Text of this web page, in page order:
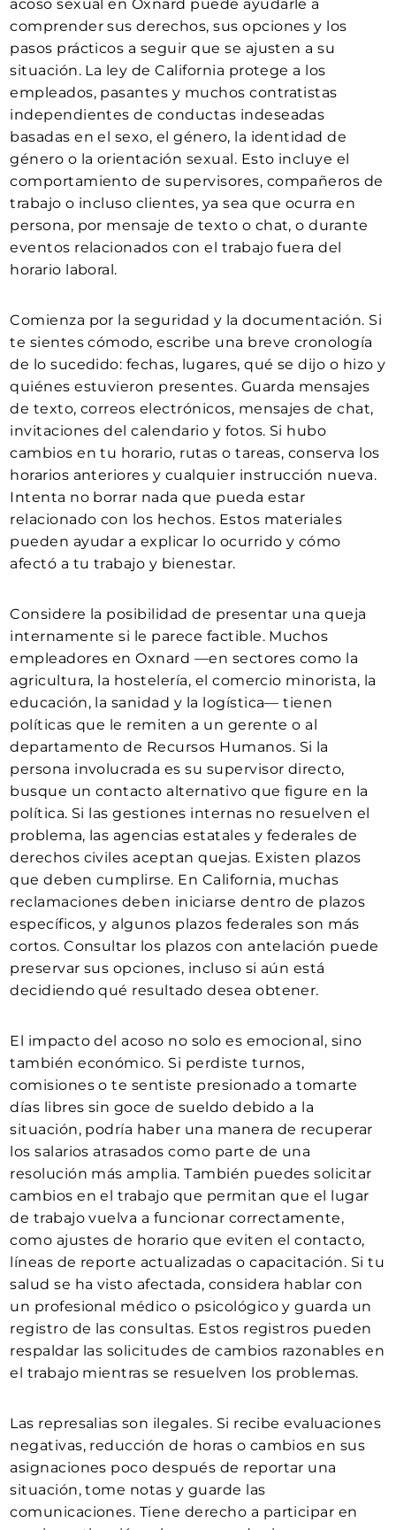
acoso sexual en Oxnard puede ayudarle a
comprender sus derechos, sus opciones y los
pasos prácticos a seguir que se ajusten a su
situación. La ley de California protege a los
empleados, pasantes y muchos contratistas
independientes de conductas indeseadas
basadas en el sexo, el género, la identidad de
género o la orientación sexual. Esto incluye el
comportamiento de supervisores, compañeros de
trabajo o incluso clientes, ya sea que ocurra en
persona, por mensaje de texto o chat, o durante
eventos relacionados con el trabajo fuera del
horario laboral.
Comienza por la seguridad y la documentación. Si
te sientes cómodo, escribe una breve cronología
de lo sucedido: fechas, lugares, qué se dijo o hizo y
quiénes estuvieron presentes. Guarda mensajes
de texto, correos electrónicos, mensajes de chat,
invitaciones del calendario y fotos. Si hubo
cambios en tu horario, rutas o tareas, conserva los
horarios anteriores y cualquier instrucción nueva.
Intenta no borrar nada que pueda estar
relacionado con los hechos. Estos materiales
pueden ayudar a explicar lo ocurrido y cómo
afectó a tu trabajo y bienestar.
Considere la posibilidad de presentar una queja
internamente si le parece factible. Muchos
empleadores en Oxnard —en sectores como la
agricultura, la hostelería, el comercio minorista, la
educación, la sanidad y la logística— tienen
políticas que le remiten a un gerente o al
departamento de Recursos Humanos. Si la
persona involucrada es su supervisor directo,
busque un contacto alternativo que figure en la
política. Si las gestiones internas no resuelven el
problema, las agencias estatales y federales de
derechos civiles aceptan quejas. Existen plazos
que deben cumplirse. En California, muchas
reclamaciones deben iniciarse dentro de plazos
específicos, y algunos plazos federales son más
cortos. Consultar los plazos con antelación puede
preservar sus opciones, incluso si aún está
decidiendo qué resultado desea obtener.
El impacto del acoso no solo es emocional, sino
también económico. Si perdiste turnos,
comisiones o te sentiste presionado a tomarte
días libres sin goce de sueldo debido a la
situación, podría haber una manera de recuperar
los salarios atrasados ​​como parte de una
resolución más amplia. También puedes solicitar
cambios en el trabajo que permitan que el lugar
de trabajo vuelva a funcionar correctamente,
como ajustes de horario que eviten el contacto,
líneas de reporte actualizadas o capacitación. Si tu
salud se ha visto afectada, considera hablar con
un profesional médico o psicológico y guarda un
registro de las consultas. Estos registros pueden
respaldar las solicitudes de cambios razonables en
el trabajo mientras se resuelven los problemas.
Las represalias son ilegales. Si recibe evaluaciones
negativas, reducción de horas o cambios en sus
asignaciones poco después de reportar una
situación, tome notas y guarde las
comunicaciones. Tiene derecho a participar en